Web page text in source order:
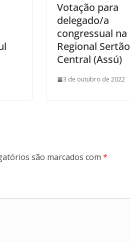
Votação para
delegado/a
congressual na
Regional Sertão
Central (Assú)
3 de outubro de 2022
são marcados com *